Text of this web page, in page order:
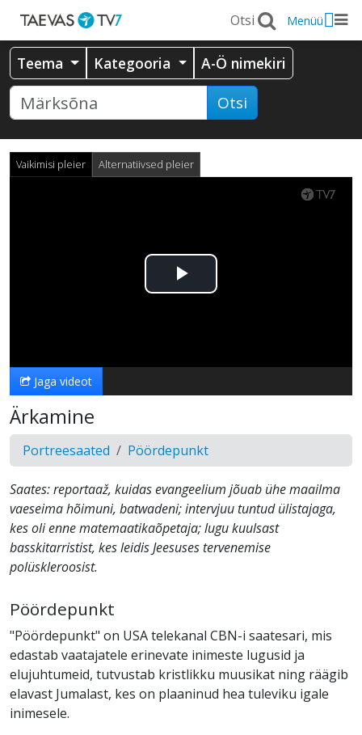
Menüü
Teema Kategooria A-Ö nimekiri
Otsi
Vaikimisi pleier Alternatiivsed pleier
Esita
Jaga videot
Ärkamine
Portreesaated Pöördepunkt
Saates: reportaaž, kuidas evangeelium jõuab ühe maailma
vaeseima hõimuni, batwadeni; intervjuu tuntud ülistajaga,
kes oli enne matemaatikaõpetaja; lugu kuulsast
basskitarristist, kes leidis Jeesuses tervenemise
polüskleroosist.
Pöördepunkt
"Pöördepunkt" on USA telekanal CBN-i saatesari, mis
edastab vaatajatele erinevate inimeste lugusid ja
elujuhtumeid, tutvustab kristlikku muusikat ning räägib
elavast Jumalast, kes on plaaninud hea tuleviku igale
inimesele.